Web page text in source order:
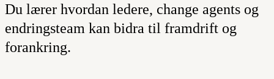
Du lærer hvordan ledere, change agents og
endringsteam kan bidra til framdrift og
forankring.